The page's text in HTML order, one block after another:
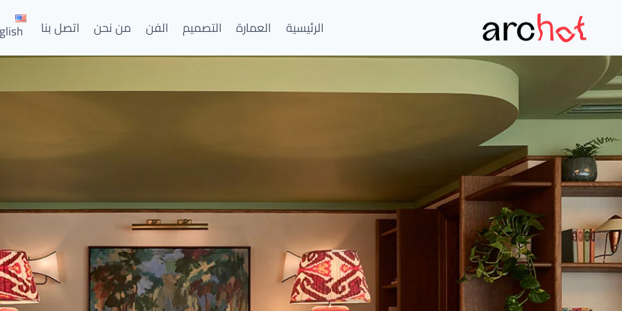
المحتوى
الرئيسية العمارة التصميم الفن من نحن اتصل بنا